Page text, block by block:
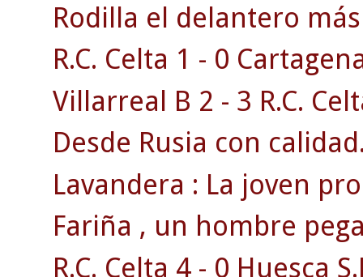
Rodilla el delantero
R.C. Celta 1 - 0
Villarreal B 2 - 3 R.C.
Desde Rusia con
Lavandera : La joven
Fariña , un hombre
R.C. Celta 4 - 0 Huesca